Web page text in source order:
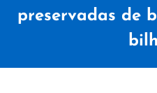
preservadas de